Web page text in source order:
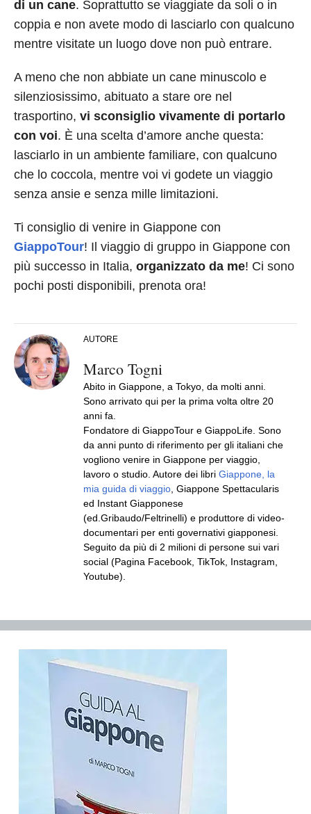
di un cane. Soprattutto se viaggiate da soli o in
coppia e non avete modo di lasciarlo con qualcuno
mentre visitate un luogo dove non può entrare.
A meno che non abbiate un cane minuscolo e
silenziosissimo, abituato a stare ore nel
trasportino, vi sconsiglio vivamente di portarlo
con voi. È una scelta d’amore anche questa:
lasciarlo in un ambiente familiare, con qualcuno
che lo coccola, mentre voi vi godete un viaggio
senza ansie e senza mille limitazioni.
Ti consiglio di venire in Giappone con
GiappoTour! Il viaggio di gruppo in Giappone con
più successo in Italia, organizzato da me! Ci sono
pochi posti disponibili, prenota ora!
AUTORE
Marco Togni
Abito in Giappone, a Tokyo, da molti anni.
Sono arrivato qui per la prima volta oltre 20
anni fa.
Fondatore di GiappoTour e GiappoLife. Sono
da anni punto di riferimento per gli italiani che
vogliono venire in Giappone per viaggio,
lavoro o studio. Autore dei libri Giappone, la
mia guida di viaggio , Giappone Spettacularis
ed Instant Giapponese
(ed.Gribaudo/Feltrinelli) e produttore di video-
documentari per enti governativi giapponesi.
Seguito da più di 2 milioni di persone sui vari
social (Pagina Facebook, TikTok, Instagram,
Youtube).